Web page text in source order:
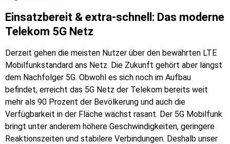
Einsatzbereit & extra-schnell: Das moderne
Telekom 5G Netz
Derzeit gehen die meisten Nutzer über den bewährten LTE
Mobilfunkstandard ans Netz. Die Zukunft gehört aber längst
dem Nachfolger 5G. Obwohl es sich noch im Aufbau
befindet, erreicht das 5G Netz der Telekom bereits weit
mehr als 90 Prozent der Bevölkerung und auch die
Verfügbarkeit in der Fläche wächst rasant. Der 5G Mobilfunk
bringt unter anderem höhere Geschwindigkeiten, geringere
Reaktionszeiten und stabilere Verbindungen. Deshalb unser